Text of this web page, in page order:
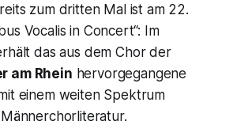
zum dritten Mal ist am 22.
Vocalis in Concert“: Im
das aus dem Chor der
am Rhein hervor­gegangene
einem weiten Spektrum